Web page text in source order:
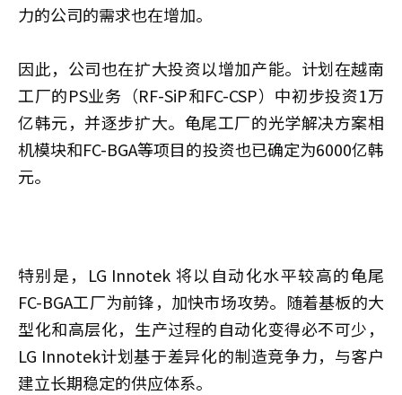
力的公司的需求也在增加。
因此，公司也在扩大投资以增加产能。计划在越南
工厂的PS业务（RF-SiP和FC-CSP）中初步投资1万
亿韩元，并逐步扩大。龟尾工厂的光学解决方案相
机模块和FC-BGA等项目的投资也已确定为6000亿韩
元。
特别是，LG Innotek 将以自动化水平较高的龟尾
FC-BGA工厂为前锋，加快市场攻势。随着基板的大
型化和高层化，生产过程的自动化变得必不可少，
LG Innotek计划基于差异化的制造竞争力，与客户
建立长期稳定的供应体系。